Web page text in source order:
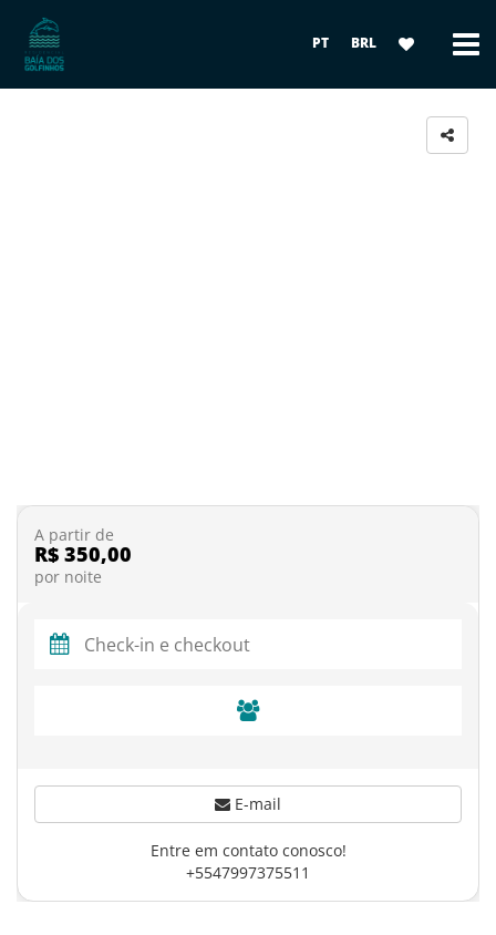
PT BRL
A partir de
R$ 350,00
por noite
E-mail
Entre em contato conosco!
+5547997375511